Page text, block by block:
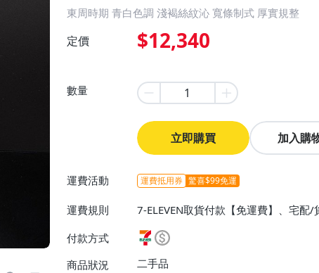
東周時期 青白色調 淺褐絲紋沁 寬條制式 厚實規整
定價 $12,340
數量
立即購買 加入購
運費活動 運費抵用券 驚喜$99免運
運費規則
7-ELEVEN取貨付款【免運費】、宅配/
付款方式
商品狀況
二手品